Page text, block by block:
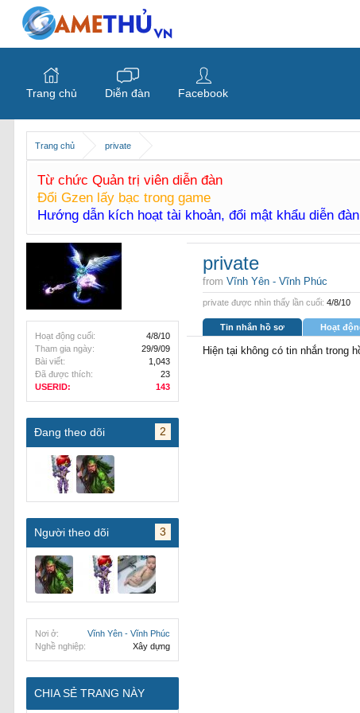
Trang chủ private
Từ chức Quản trị viên diễn đàn
Đổi Gzen lấy bạc trong game
Hướng dẫn kích hoạt tài khoản, đổi mật khẩu diễn
Hoạt động cuối:
4/8/10
Tham gia ngày:
29/9/09
Bài viết:
1,043
Đã được thích:
23
USERID:
143
Đang theo dõi 2
Người theo dõi 3
Nơi ở:
Vĩnh Yên - Vĩnh Phúc
Nghề nghiệp:
Xây dựng
CHIA SẺ TRANG NÀY
private
from Vĩnh Yên - Vĩnh Phúc
private được nhìn thấy lần cuối: 4/8/10
Tin nhắn hồ sơ Hoạt
Hiện tại không có tin nhắn trong
Trang chủ Diễn đàn Facebook